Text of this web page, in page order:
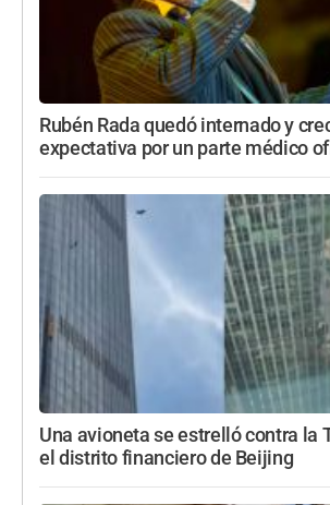
Rubén Rada quedó internado y
expectativa por un parte médico
Una avioneta se estrelló contra la
el distrito financiero de Beijing